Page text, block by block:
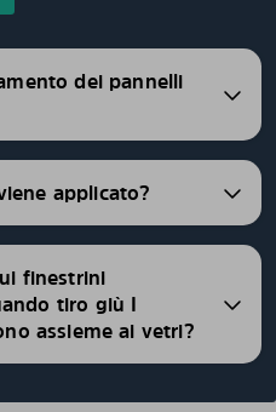
dei pannelli
applicato?
finestrini
tiro giù I
assieme ai vetri?